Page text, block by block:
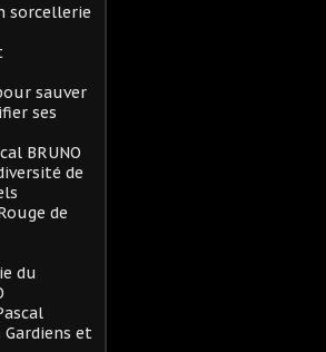
sorcellerie
sauver
ses
BRUNO
de
de
du
Gardiens et